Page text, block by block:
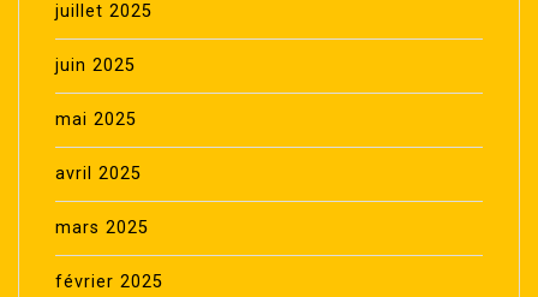
juillet 2025
juin 2025
mai 2025
avril 2025
mars 2025
février 2025